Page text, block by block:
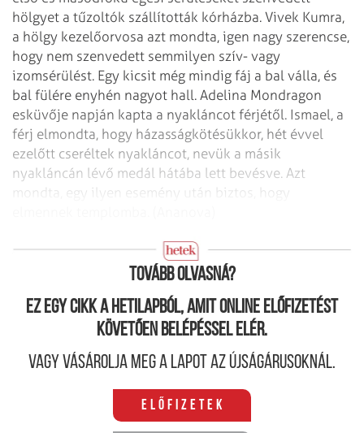
hölgyet a tűzoltók szállították kórházba. Vivek Kumra,
a hölgy kezelőorvosa azt mondta, igen nagy szerencse,
hogy nem szenvedett semmilyen szív- vagy
izomsérülést. Egy kicsit még mindig fáj a bal válla, és
bal fülére enyhén nagyot hall. Adelina Mondragon
esküvője napján kapta a nyakláncot férjétől. Ismael, a
férj elmondta, hogy házasságkötésükkor, hét évvel
ezelőtt cseréltek nyakláncot, nevük a másik
nyakláncán lévő medál hátába lett bevésve. Azt
mondta, egy ilyen esemény után biztos, hogy
Évtizedekig nőnek adta ki magát
Tovább olvasná?
Ez egy cikk a hetilapból, amit online előfizetést
követően belépéssel elér.
Vagy vásárolja meg a lapot az újságárusoknál.
Előfizetek